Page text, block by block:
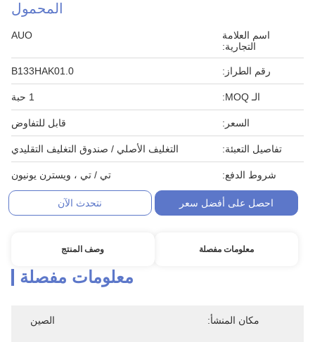
المحمول
اسم العلامة
التجارية:
AUO
رقم الطراز: B133HAK01.0
الـ MOQ: 1 حبة
السعر: قابل للتفاوض
تفاصيل التعبئة: التغليف الأصلي / صندوق التغليف التقليدي
شروط الدفع: تي / تي ، ويسترن يونيون
احصل على أفضل سعر نتحدث الآن
معلومات مفصلة وصف المنتج
معلومات مفصلة
مكان المنشأ: الصين